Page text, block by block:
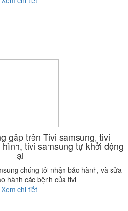
gặp trên Tivi samsung, tivi
tivi samsung tự khởi động
lại
chúng tôi nhận bảo hành, và sửa
hành các bệnh của tivi
Xem chi tiết